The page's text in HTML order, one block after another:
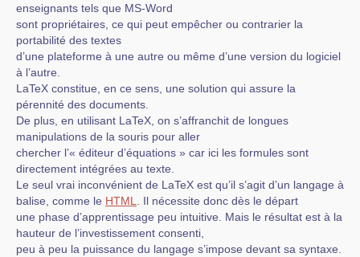
enseignants tels que MS-Word
sont propriétaires, ce qui peut empêcher ou contrarier la
portabilité des textes
d’une plateforme à une autre ou même d’une version du logiciel
à l’autre.
LaTeX constitue, en ce sens, une solution qui assure la
pérennité des documents.
De plus, en utilisant LaTeX, on s’affranchit de longues
manipulations de la souris pour aller
chercher l’« éditeur d’équations » car ici les formules sont
directement intégrées au texte.
Le seul vrai inconvénient de LaTeX est qu’il s’agit d’un langage à
balise, comme le HTML
. Il nécessite donc dès le départ
une phase d’apprentissage peu intuitive. Mais le résultat est à la
hauteur de l’investissement consenti,
peu à peu la puissance du langage s’impose devant sa syntaxe.